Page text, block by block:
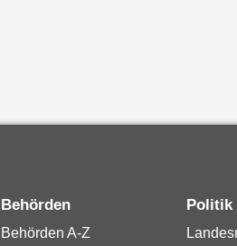
Behörden
Behörden A-Z
Politik